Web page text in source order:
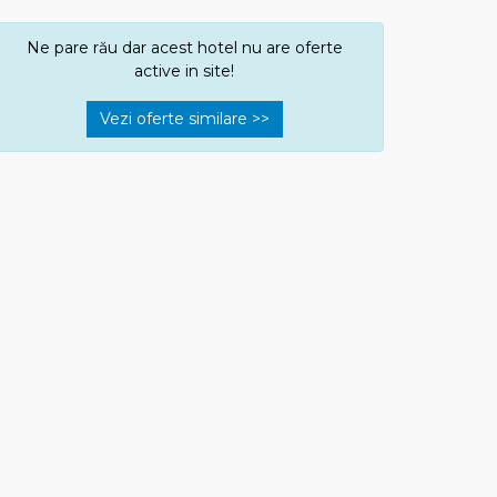
Ne pare rău dar acest hotel nu are oferte
active in site!
Vezi oferte similare >>